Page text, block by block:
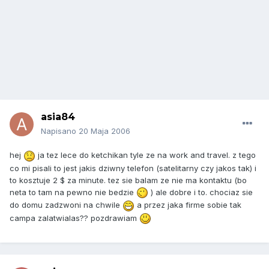
asia84
Napisano 20 Maja 2006
hej
ja tez lece do ketchikan tyle ze na work and travel. z tego
co mi pisali to jest jakis dziwny telefon (satelitarny czy jakos tak) i
to kosztuje 2 $ za minute. tez sie balam ze nie ma kontaktu (bo
neta to tam na pewno nie bedzie
) ale dobre i to. chociaz sie
do domu zadzwoni na chwile
a przez jaka firme sobie tak
campa zalatwialas?? pozdrawiam